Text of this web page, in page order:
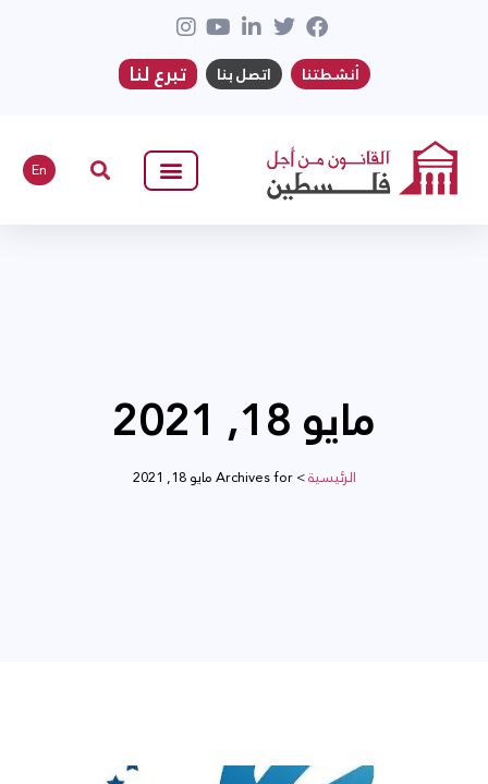
أنشطتنا اتصل بنا تبرع لنا
En
مايو 18, 2021
الرئيسية>Archives for مايو 18, 2021